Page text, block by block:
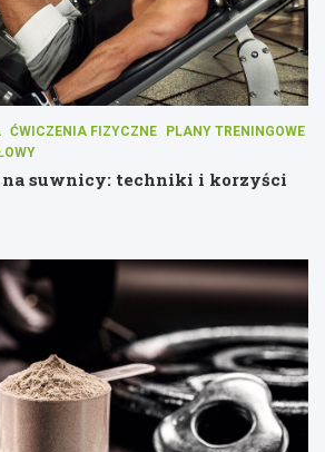
ĆWICZENIA FIZYCZNE
PLANY TRENINGOWE
suwnicy: techniki i korzyści